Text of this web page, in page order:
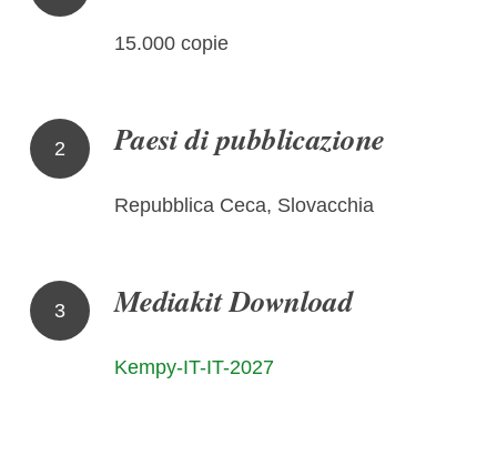
15.000 copie
2 Paesi di pubblicazione
Repubblica Ceca, Slovacchia
3 Mediakit Download
Kempy-IT-IT-2027